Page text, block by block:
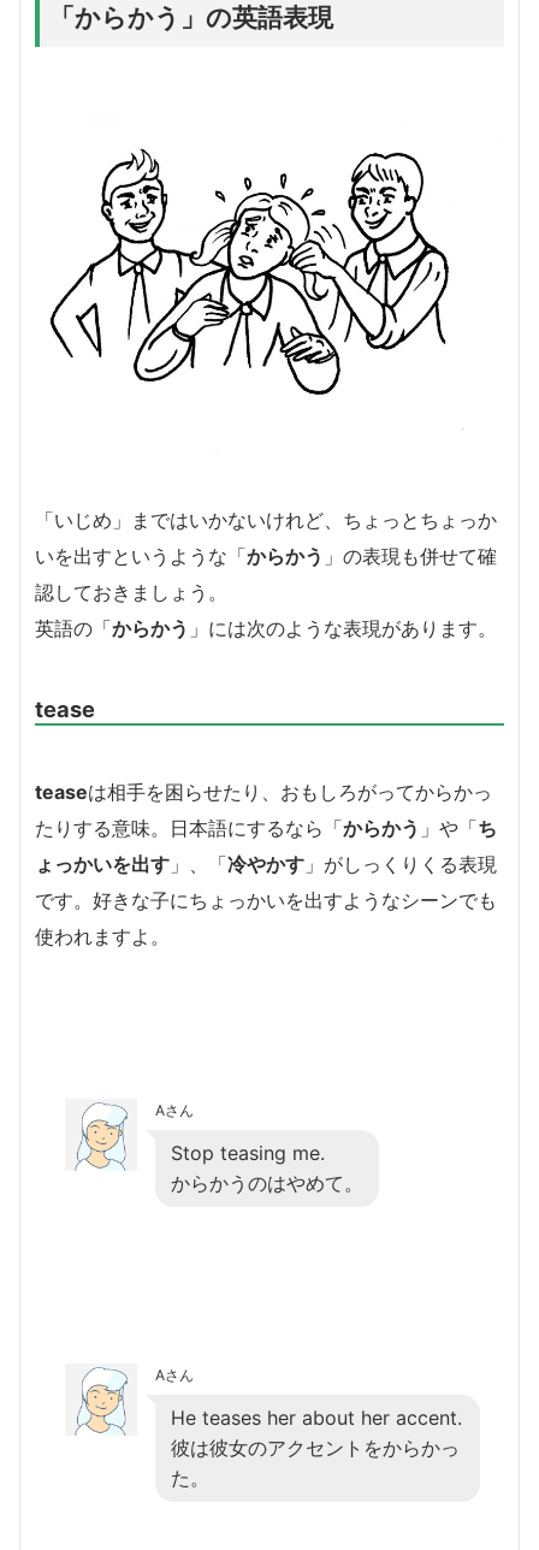
「からかう」の英語表現
「いじめ」まではいかないけれど、ちょっとちょっか
いを出すというような「からかう 」の表現も併せて確
認しておきましょう。
英語の「からかう 」には次のような表現があります。
tease
teaseは相手を困らせたり、おもしろがってからかっ
たりする意味。日本語にするなら「からかう 」や「ち
ょっかいを出す 」、「冷やかす 」がしっくりくる表現
です。好きな子にちょっかいを出すようなシーンでも
使われますよ。
Aさん
Stop teasing me.
からかうのはやめて。
Aさん
He teases her about her accent.
彼は彼女のアクセントをからかっ
た。